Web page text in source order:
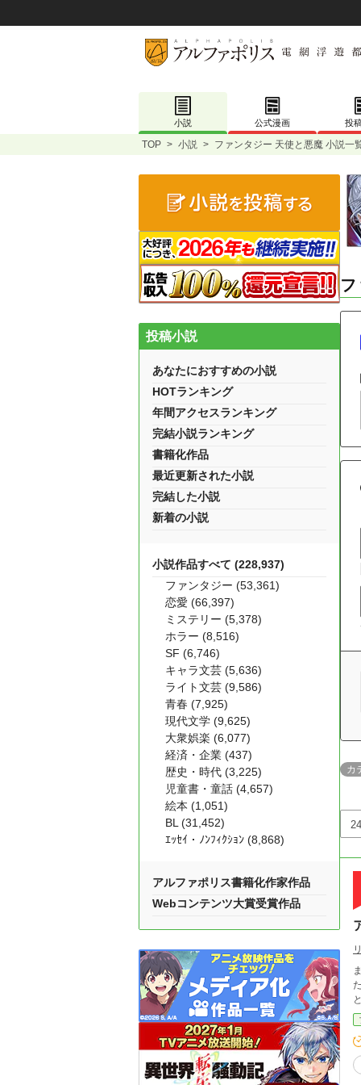
小説 公式漫画 投
TOP > 小説 > ファンタジー 天使と悪魔 小説一
カ
投稿小説
あなたにおすすめの小説
HOTランキング
年間アクセスランキング
完結小説ランキング
書籍化作品
最近更新された小説
完結した小説
新着の小説
小説作品すべて (228,937)
ファンタジー (53,361)
恋愛 (66,397)
ミステリー (5,378)
ホラー (8,516)
SF (6,746)
キャラ文芸 (5,636)
ライト文芸 (9,586)
青春 (7,925)
現代文学 (9,625)
大衆娯楽 (6,077)
経済・企業 (437)
歴史・時代 (3,225)
児童書・童話 (4,657)
絵本 (1,051)
BL (31,452)
ｴｯｾｲ・ﾉﾝﾌｨｸｼｮﾝ (8,868)
アルファポリス書籍化作家作品
Webコンテンツ大賞受賞作品